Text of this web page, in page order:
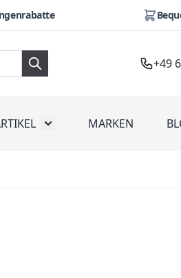
+49
PromotionToggle submenu for
MARKEN